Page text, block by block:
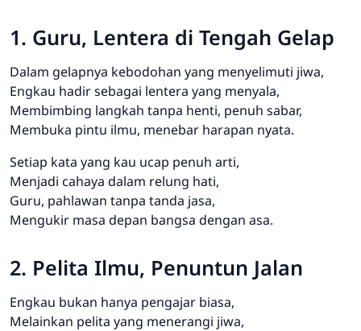
1. Guru, Lentera di Tengah Gelap
Dalam gelapnya kebodohan yang menyelimuti jiwa,
Engkau hadir sebagai lentera yang menyala,
Membimbing langkah tanpa henti, penuh sabar,
Membuka pintu ilmu, menebar harapan nyata.
Setiap kata yang kau ucap penuh arti,
Menjadi cahaya dalam relung hati,
Guru, pahlawan tanpa tanda jasa,
Mengukir masa depan bangsa dengan asa.
2. Pelita Ilmu, Penuntun Jalan
Engkau bukan hanya pengajar biasa,
Melainkan pelita yang menerangi jiwa,